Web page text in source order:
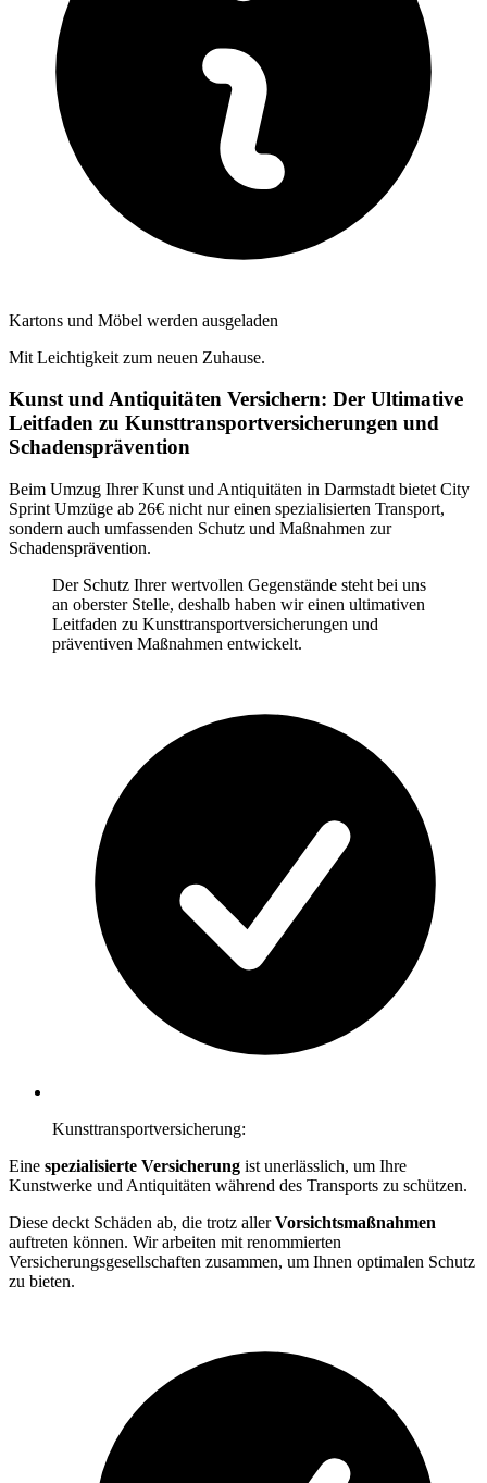
Kartons und Möbel werden ausgeladen
Mit Leichtigkeit zum neuen Zuhause.
Kunst und Antiquitäten Versichern: Der Ultimative
Leitfaden zu Kunsttransportversicherungen und
Schadensprävention
Beim Umzug Ihrer Kunst und Antiquitäten in Darmstadt bietet City
Sprint Umzüge ab 26€ nicht nur einen spezialisierten Transport,
sondern auch umfassenden Schutz und Maßnahmen zur
Schadensprävention.
Der Schutz Ihrer wertvollen Gegenstände steht bei uns
an oberster Stelle, deshalb haben wir einen ultimativen
Leitfaden zu Kunsttransportversicherungen und
präventiven Maßnahmen entwickelt.
Kunsttransportversicherung:
Eine spezialisierte Versicherung ist unerlässlich, um Ihre
Kunstwerke und Antiquitäten während des Transports zu schützen.
Diese deckt Schäden ab, die trotz allerVorsichtsmaßnahmen
auftreten können. Wir arbeiten mit renommierten
Versicherungsgesellschaften zusammen, um Ihnen optimalen Schutz
zu bieten.